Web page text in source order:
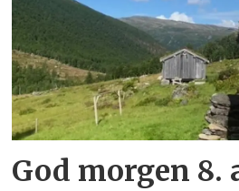
God morgen 8.